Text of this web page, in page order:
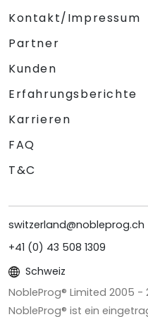
Kontakt/Impressum
Partner
Kunden
Erfahrungsberichte
Karrieren
FAQ
T&C
switzerland@nobleprog.ch
+41 (0) 43 508 1309
Schweiz
NobleProg® Limited 2005 -
NobleProg® ist ein